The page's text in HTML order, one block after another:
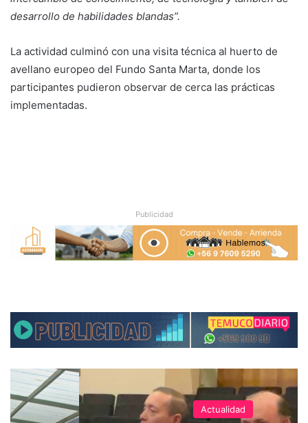
desarrollo de habilidades blandas”.
La actividad culminó con una visita técnica al huerto de
avellano europeo del Fundo Santa Marta, donde los
participantes pudieron observar de cerca las prácticas
implementadas.
Publicidad
Actualidad